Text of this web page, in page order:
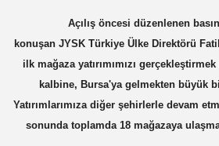
Açılış öncesi düzenlenen
konuşan JYSK Türkiye Ülke Direktörü
ilk mağaza yatırımımızı
kalbine, Bursa'ya gelmekten büyük
Yatırımlarımıza diğer şehirlerle devam
sonunda toplamda 18 mağazaya